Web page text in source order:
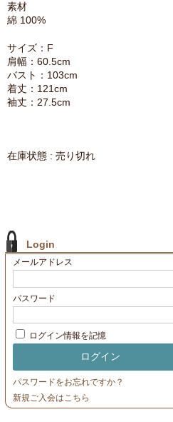
素材
綿 100%
サイズ：F
肩幅：60.5cm
バスト：103cm
着丈：121cm
袖丈：27.5cm
在庫状態 : 売り切れ
Login
メールアドレス
パスワード
ログイン情報を記憶
パスワードをお忘れですか？
新規ご入会はこちら